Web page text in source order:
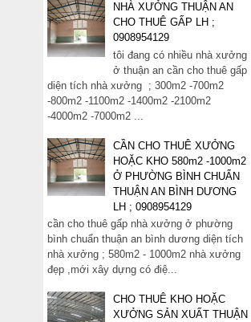
NHÀ XƯỞNG THUẬN AN
CHO THUÊ GẤP LH ;
0908954129
tôi đang có nhiều nhà xưởng
ở thuận an cần cho thuê gấp
diện tích nhà xưởng ; 300m2 -700m2
-800m2 -1100m2 -1400m2 -2100m2
-4000m2 -7000m2 ...
CẦN CHO THUÊ XƯỞNG
HOẶC KHO 580m2 -1000m2
Ở PHƯỜNG BÌNH CHUẨN
THUẬN AN BÌNH DƯƠNG
LH ; 0908954129
cần cho thuê gấp nhà xưởng ở phường
bình chuẩn thuận an bình dương diện tích
nhà xưởng ; 580m2 - 1000m2 nhà xưởng
đẹp ,mới xây dựng có điệ...
CHO THUÊ KHO HOẶC
XƯỞNG SẢN XUẤT THUẬN